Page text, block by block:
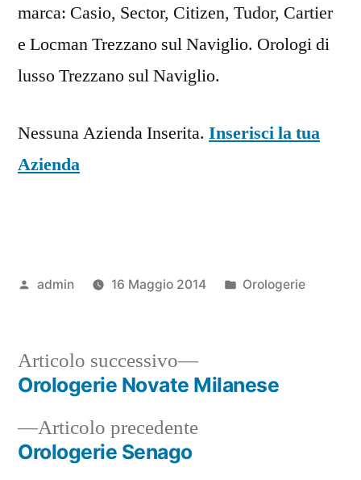
marca: Casio, Sector, Citizen, Tudor, Cartier
e Locman Trezzano sul Naviglio. Orologi di
lusso Trezzano sul Naviglio.
Nessuna Azienda Inserita. Inserisci la tua
Azienda
Pubblicato
admin 16 Maggio 2014
Pubblicato
Orologerie
Navigazione
articoli
Articolo precedenteArticolo
Orologerie Senago
Articolo successivo
Articolo
successivo:
Orologerie Novate Milanese